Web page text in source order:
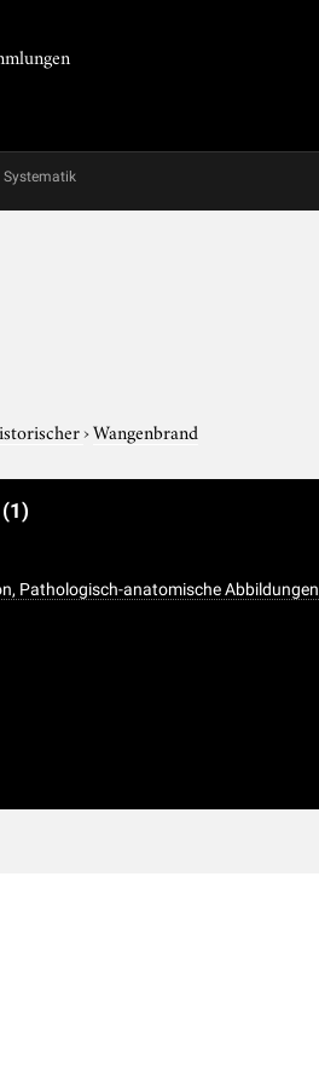
Systematik
›Wangenbrand
(1)
Pathologisch-anatomische Abbildungen